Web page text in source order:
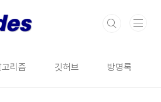
고리즘 깃허브 방명록